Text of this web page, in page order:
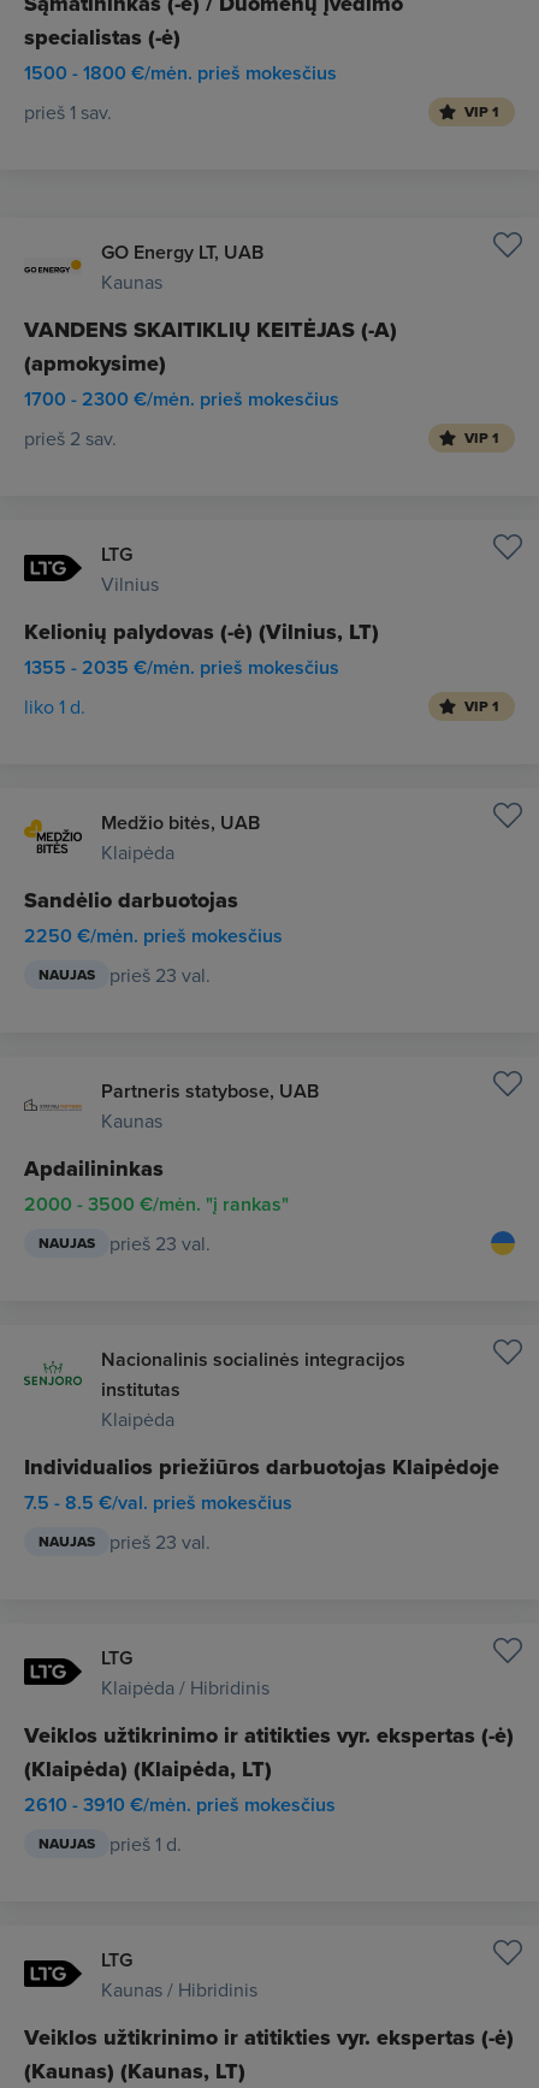
specialistas (-ė)
1500 - 1800 €/mėn. prieš mokesčius
prieš 1 sav. VIP 1
GO Energy LT, UAB
Kaunas
VANDENS SKAITIKLIŲ KEITĖJAS (-A)
(apmokysime)
1700 - 2300 €/mėn. prieš mokesčius
prieš 2 sav. VIP 1
LTG
Vilnius
Kelionių palydovas (-ė) (Vilnius, LT)
1355 - 2035 €/mėn. prieš mokesčius
liko 1 d. VIP 1
Medžio bitės, UAB
Klaipėda
Sandėlio darbuotojas
2250 €/mėn. prieš mokesčius
NAUJAS prieš 23 val.
Partneris statybose, UAB
Kaunas
Apdailininkas
2000 - 3500 €/mėn. "į rankas"
NAUJAS prieš 23 val.
Nacionalinis socialinės integracijos
institutas
Klaipėda
Individualios priežiūros darbuotojas Klaipėdoje
7.5 - 8.5 €/val. prieš mokesčius
NAUJAS prieš 23 val.
LTG
Klaipėda / Hibridinis
Veiklos užtikrinimo ir atitikties vyr. ekspertas (-ė)
(Klaipėda) (Klaipėda, LT)
2610 - 3910 €/mėn. prieš mokesčius
NAUJAS prieš 1 d.
LTG
Kaunas / Hibridinis
Veiklos užtikrinimo ir atitikties vyr. ekspertas (-ė)
(Kaunas) (Kaunas, LT)